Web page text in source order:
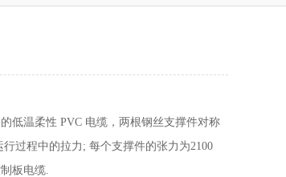
低温柔性 PVC 电缆，两根钢丝支撑件对称
过程中的拉力; 每个支撑件的张力为2100
板电缆.